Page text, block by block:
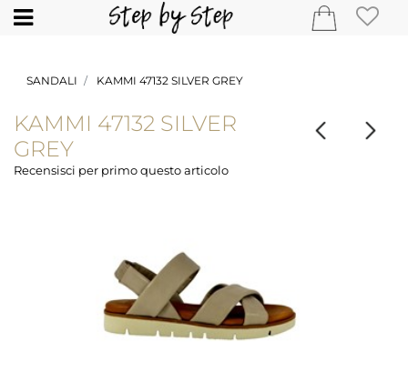
Open
SANDALI KAMMI 47132 SILVER GREY
KAMMI 47132 SILVER
GREY
Recensisci per primo questo articolo